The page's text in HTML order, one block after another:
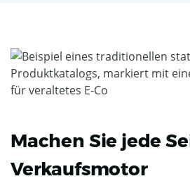
Machen Sie jede
Verkaufsmotor